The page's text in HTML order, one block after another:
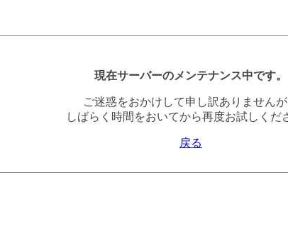
現在サーバーのメンテナンス中です。
ご迷惑をおかけして申し訳ありませんが
しばらく時間をおいてから再度お試しくだ
戻る